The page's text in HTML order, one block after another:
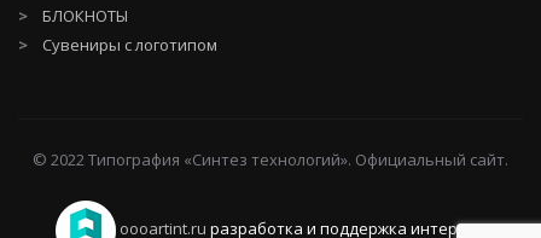
БЛОКНОТЫ
Сувениры с логотипом
© 2022 Типография «Синтез технологий». Официальный сайт.
oooartint.ru разработка и поддержка интернет